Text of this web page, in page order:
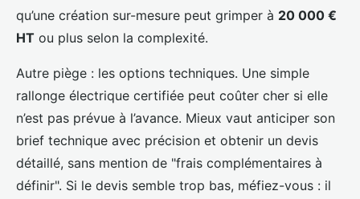
qu’une création sur-mesure peut grimper à 20 000 €
HT ou plus selon la complexité.
Autre piège : les options techniques. Une simple
rallonge électrique certifiée peut coûter cher si elle
n’est pas prévue à l’avance. Mieux vaut anticiper son
brief technique avec précision et obtenir un devis
détaillé, sans mention de "frais complémentaires à
définir". Si le devis semble trop bas, méfiez-vous : il